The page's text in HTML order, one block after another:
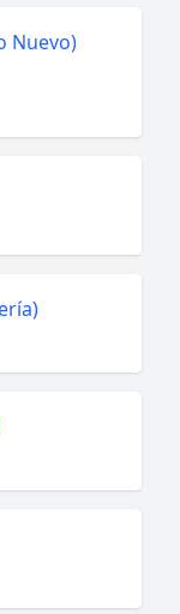
Nuevo)